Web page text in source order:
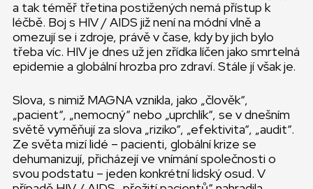
a tak téměř třetina postižených nemá přístup k
léčbě. Boj s HIV / AIDS již není na módní vlně a
omezují se i zdroje, právě v čase, kdy by jich bylo
třeba víc. HIV je dnes už jen zřídka líčen jako smrtelná
epidemie a globální hrozba pro zdraví. Stále jí však je.
Slova, s nimiž MAGNA vznikla, jako „člověk“,
„pacient“, „nemocný“ nebo „uprchlík“, se v dnešním
světě vyměňují za slova „riziko“, „efektivita“, „audit“.
Ze světa mizí lidé – pacienti, globální krize se
dehumanizují, přicházejí ve vnímání společnosti o
svou podstatu – jeden konkrétní lidský osud. V